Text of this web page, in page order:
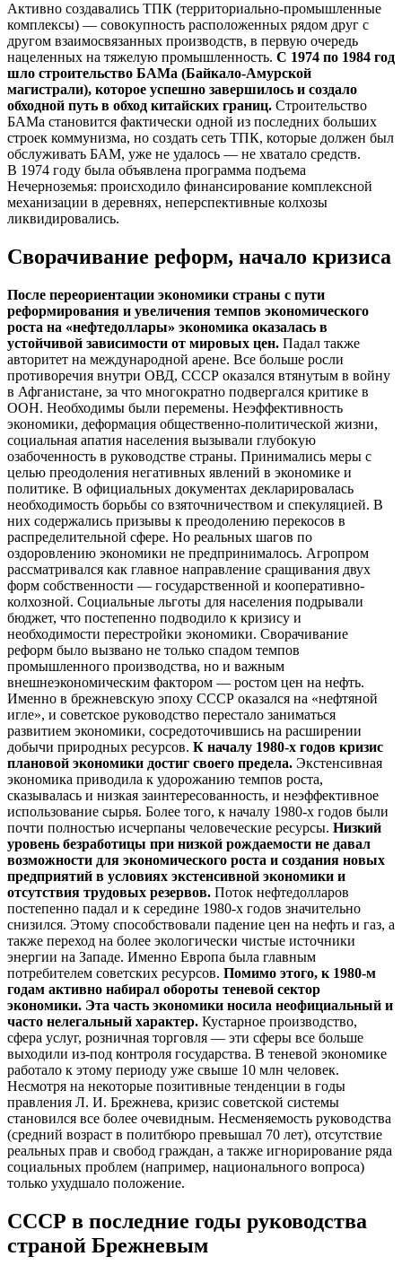
Активно создавались ТПК (территориально-промышленные
комплексы) — совокупность расположенных рядом друг с
другом взаимосвязанных производств, в первую очередь
нацеленных на тяжелую промышленность. С 1974 по 1984 год
шло строительство БАМа (Байкало-Амурской
магистрали), которое успешно завершилось и создало
обходной путь в обход китайских границ. Строительство
БАМа становится фактически одной из последних больших
строек коммунизма, но создать сеть ТПК, которые должен был
обслуживать БАМ, уже не удалось — не хватало средств.
В 1974 году была объявлена программа подъема
Нечерноземья: происходило финансирование комплексной
механизации в деревнях, неперспективные колхозы
ликвидировались.
Сворачивание реформ, начало кризиса
После переориентации экономики страны с пути
реформирования и увеличения темпов экономического
роста на «нефтедоллары» экономика оказалась в
устойчивой зависимости от мировых цен. Падал также
авторитет на международной арене. Все больше росли
противоречия внутри ОВД, СССР оказался втянутым в войну
в Афганистане, за что многократно подвергался критике в
ООН. Необходимы были перемены. Неэффективность
экономики, деформация общественно-политической жизни,
социальная апатия населения вызывали глубокую
озабоченность в руководстве страны. Принимались меры с
целью преодоления негативных явлений в экономике и
политике. В официальных документах декларировалась
необходимость борьбы со взяточничеством и спекуляцией. В
них содержались призывы к преодолению перекосов в
распределительной сфере. Но реальных шагов по
оздоровлению экономики не предпринималось. Агропром
рассматривался как главное направление сращивания двух
форм собственности — государственной и кооперативно-
колхозной. Социальные льготы для населения подрывали
бюджет, что постепенно подводило к кризису и
необходимости перестройки экономики. Сворачивание
реформ было вызвано не только спадом темпов
промышленного производства, но и важным
внешнеэкономическим фактором — ростом цен на нефть.
Именно в брежневскую эпоху СССР оказался на «нефтяной
игле», и советское руководство перестало заниматься
развитием экономики, сосредоточившись на расширении
добычи природных ресурсов. К началу 1980-х годов кризис
плановой экономики достиг своего предела. Экстенсивная
экономика приводила к удорожанию темпов роста,
сказывалась и низкая заинтересованность, и неэффективное
использование сырья. Более того, к началу 1980-х годов были
почти полностью исчерпаны человеческие ресурсы. Низкий
уровень безработицы при низкой рождаемости не давал
возможности для экономического роста и создания новых
предприятий в условиях экстенсивной экономики и
отсутствия трудовых резервов. Поток нефтедолларов
постепенно падал и к середине 1980-х годов значительно
снизился. Этому способствовали падение цен на нефть и газ, а
также переход на более экологически чистые источники
энергии на Западе. Именно Европа была главным
потребителем советских ресурсов. Помимо этого, к 1980-м
годам активно набирал обороты теневой сектор
экономики. Эта часть экономики носила неофициальный и
часто нелегальный характер. Кустарное производство,
сфера услуг, розничная торговля — эти сферы все больше
выходили из-под контроля государства. В теневой экономике
работало к этому периоду уже свыше 10 млн человек.
Несмотря на некоторые позитивные тенденции в годы
правления Л. И. Брежнева, кризис советской системы
становился все более очевидным. Несменяемость руководства
(средний возраст в политбюро превышал 70 лет), отсутствие
реальных прав и свобод граждан, а также игнорирование ряда
социальных проблем (например, национального вопроса)
только ухудшало положение.
СССР в последние годы руководства
страной Брежневым